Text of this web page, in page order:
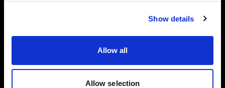
Show details
Allow all
Allow selection
サイトにアクセス
サポート